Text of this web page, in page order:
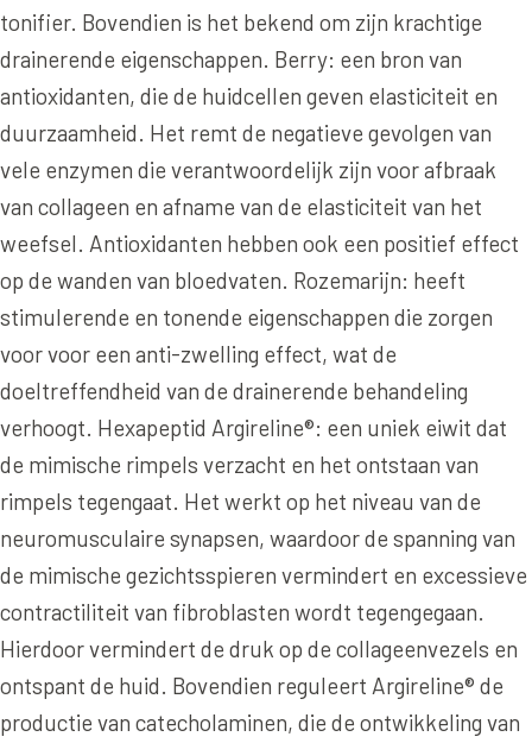
Decolleté
Handen
Hyperpigmentatie
Overmatig zweten
Kaalheid en haarverlies
Bekijk alle zones →
HUID & AANVULLEND
Peeling
Plexr Soft Surgery
PRP-behandeling
RRS HA Eyes
Tretinoïne (vitamine A zuur) crème
XL Hair
Alle behandelingen →
tonifier. Bovendien is het bekend om zijn krachtige
drainerende eigenschappen. Berry: een bron van
antioxidanten, die de huidcellen geven elasticiteit en
duurzaamheid. Het remt de negatieve gevolgen van
vele enzymen die verantwoordelijk zijn voor afbraak
van collageen en afname van de elasticiteit van het
weefsel. Antioxidanten hebben ook een positief effect
op de wanden van bloedvaten. Rozemarijn: heeft
stimulerende en tonende eigenschappen die zorgen
voor voor een anti-zwelling effect, wat de
doeltreffendheid van de drainerende behandeling
verhoogt. Hexapeptid Argireline®: een uniek eiwit dat
de mimische rimpels verzacht en het ontstaan van
rimpels tegengaat. Het werkt op het niveau van de
neuromusculaire synapsen, waardoor de spanning van
de mimische gezichtsspieren vermindert en excessieve
contractiliteit van fibroblasten wordt tegengegaan.
Hierdoor vermindert de druk op de collageenvezels en
ontspant de huid. Bovendien reguleert Argireline® de
productie van catecholaminen, die de ontwikkeling van